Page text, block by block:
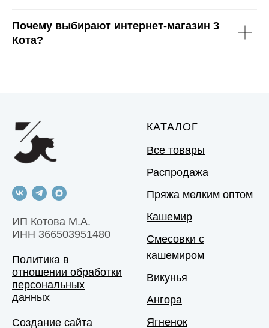
Почему выбирают интернет-магазин 3
Кота?
ИП Котова М.А.
ИНН 366503951480
Политика в
отношении обработки
персональных
данных
Создание сайта
КАТАЛОГ
Все товары
Распродажа
Пряжа мелким оптом
Кашемир
Смесовки с
кашемиром
Викунья
Ангора
Ягненок